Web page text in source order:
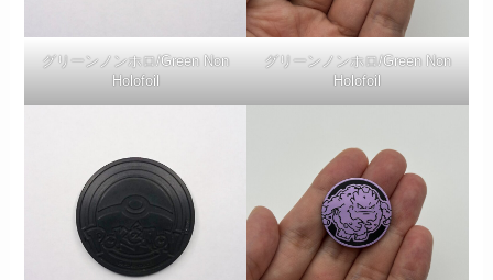
グリーンノンホロ/Green Non
Holofoil
グリーンノンホロ/Green Non
Holofoil